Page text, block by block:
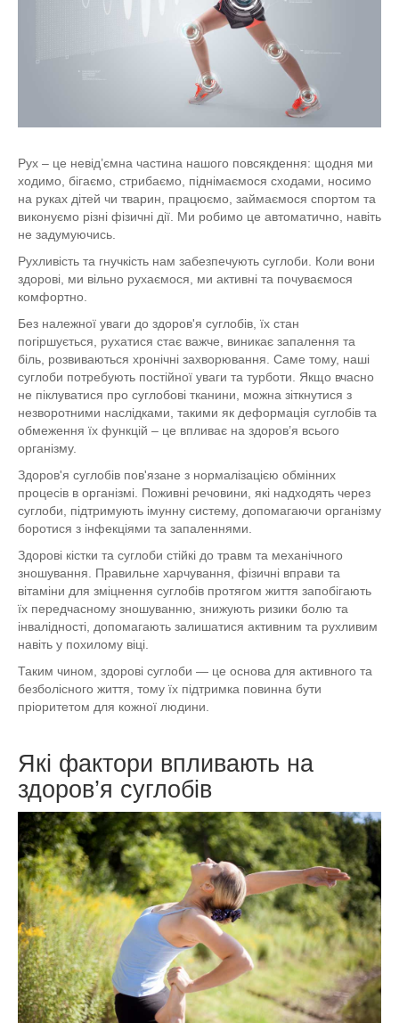
Рух – це невід’ємна частина нашого повсякдення: щодня ми
ходимо, бігаємо, стрибаємо, піднімаємося сходами, носимо
на руках дітей чи тварин, працюємо, займаємося спортом та
виконуємо різні фізичні дії. Ми робимо це автоматично, навіть
не задумуючись.
Рухливість та гнучкість нам забезпечують суглоби. Коли вони
здорові, ми вільно рухаємося, ми активні та почуваємося
комфортно.
Без належної уваги до здоров'я суглобів, їх стан
погіршується, рухатися стає важче, виникає запалення та
біль, розвиваються хронічні захворювання. Саме тому, наші
суглоби потребують постійної уваги та турботи. Якщо вчасно
не піклуватися про суглобові тканини, можна зіткнутися з
незворотними наслідками, такими як деформація суглобів та
обмеження їх функцій – це впливає на здоров’я всього
організму.
Здоров'я суглобів пов'язане з нормалізацією обмінних
процесів в організмі. Поживні речовини, які надходять через
суглоби, підтримують імунну систему, допомагаючи організму
боротися з інфекціями та запаленнями.
Здорові кістки та суглоби стійкі до травм та механічного
зношування. Правильне харчування, фізичні вправи та
вітаміни для зміцнення суглобів протягом життя запобігають
їх передчасному зношуванню, знижують ризики болю та
інвалідності, допомагають залишатися активним та рухливим
навіть у похилому віці.
Таким чином, здорові суглоби — це основа для активного та
безболісного життя, тому їх підтримка повинна бути
пріоритетом для кожної людини.
Які фактори впливають на
здоров’я суглобів